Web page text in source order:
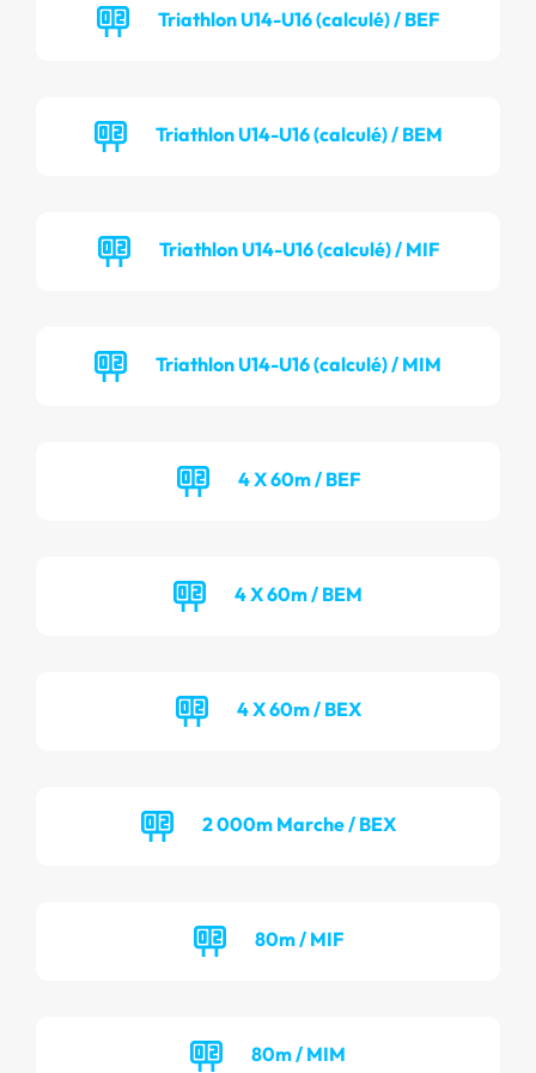
Triathlon U14-U16 (calculé) / BEF
Triathlon U14-U16 (calculé) / BEM
Triathlon U14-U16 (calculé) / MIF
Triathlon U14-U16 (calculé) / MIM
4 X 60m / BEF
4 X 60m / BEM
4 X 60m / BEX
2 000m Marche / BEX
80m / MIF
80m / MIM